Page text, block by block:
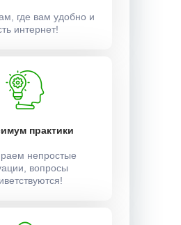
где вам удобно и
интернет!
практики
непростые
вопросы